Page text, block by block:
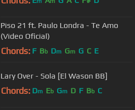
Piso 21 ft. Paulo Londra - Te Amo
(Video Oficial)
Chords: F Bb Dm Gm G C E
Lary Over - Sola [El Wason BB]
Chords: Dm Eb Gm D F Bb C